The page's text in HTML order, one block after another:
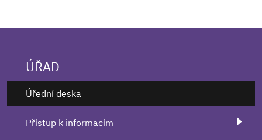
ÚŘAD
Úřední deska
Přístup k informacím